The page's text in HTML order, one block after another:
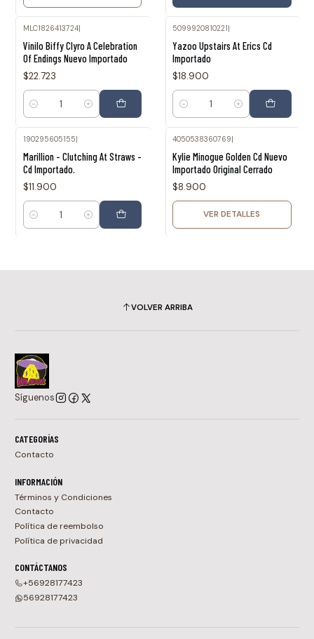
MLC1826413724|
Vinilo Biffy Clyro A Celebration
Of Endings Nuevo Importado
$22.723
Cantidad
5099920810221
Yazoo Upstairs At Erics Cd
Importado
$18.900
Cantidad
190295605155|
Marillion - Clutching At Straws -
Cd Importado.
$11.900
Cantidad
4050538360769|
Kylie Minogue Golden Cd Nuevo
Importado Original Cerrado
$8.900
VER DETALLES
VOLVER ARRIBA
Síguenos
CATEGORÍAS
Contacto
INFORMACIÓN
Términos y Condiciones
Contacto
Política de reembolso
Política de privacidad
CONTÁCTANOS
+56928177423
56928177423